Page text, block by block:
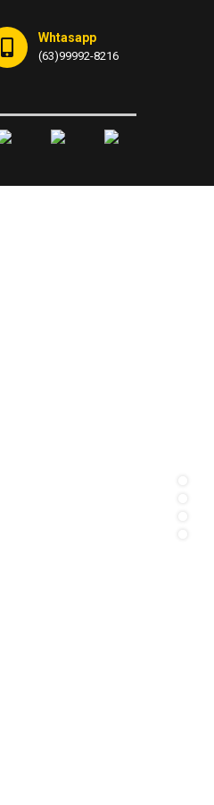
Whtasapp
(63)99992-8216